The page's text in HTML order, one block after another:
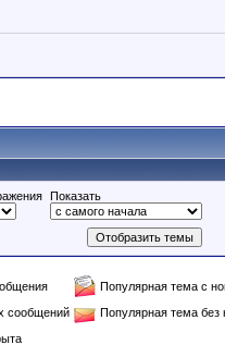
Показать
Популярная тема с
сообщений
Популярная тема